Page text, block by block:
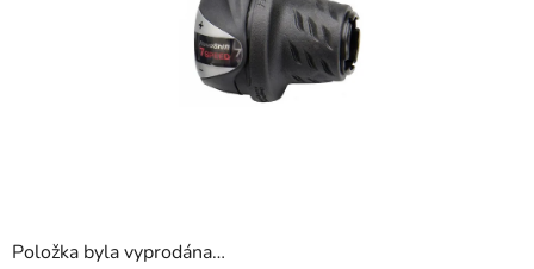
Položka byla vyprodána…